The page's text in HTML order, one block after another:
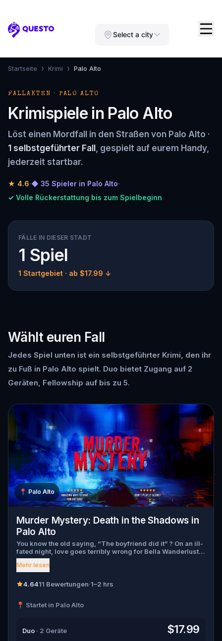
Questo Select a city
Startseite › Krimi › Palo Alto
FALLAKTEN · PALO ALTO
Krimispiele in Palo Alto
Löst einen Mordfall in den Straßen von Palo Alto ·
1 selbstgeführter Fall , gespielt auf eurem Handy,
jederzeit startbar.
★ 4.6·◆ 35 Spieler in Palo Alto·
✓ Volle Rückerstattung bis zum Spielbeginn
FÄLLE IN DIESER STADT
1 Spiel
1 Startgebiet · ab $17.99 ↓
Wählt euren Fall
Jedes Spiel unten ist ein selbstgeführter Krimi, den ihr
zu Fuß in Palo Alto spielt. Duo bietet Zugang auf 2
Geräten, Fellowship auf bis zu 5.
📍 Palo Alto
Murder Mystery: Death in the Shadows in
Palo Alto
You know the old saying, “The boyfriend did it” ? On an ill-
fated night, love goes terribly wrong for Bella Wanderlust
and Walter Bridges . Bella, a famous travel blogger, was
found dead during a ghost tour led by the theatrical Percy
Walter, the obsessed boyfriend? Percy, the ghost tour
suspects, and expose the real murderer before they strike
Mehr lesen
4.6411 Bewertungen·1–2 hrs
📍 Startet in Palo Alto
Duo · 2 Geräte $17.99